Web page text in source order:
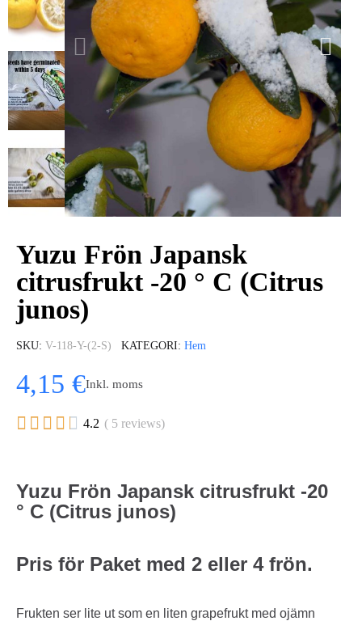
Yuzu Frön Japansk
citrusfrukt -20 ° C (Citrus
junos)
SKU V-118-Y-(2-S) KATEGORI Hem
4,15 €Inkl. moms
     4.2 ( 5 reviews)
Yuzu Frön Japansk citrusfrukt -20
° C (Citrus junos)
Pris för Paket med 2 eller 4 frön.
Frukten ser lite ut som en liten grapefrukt med ojämn